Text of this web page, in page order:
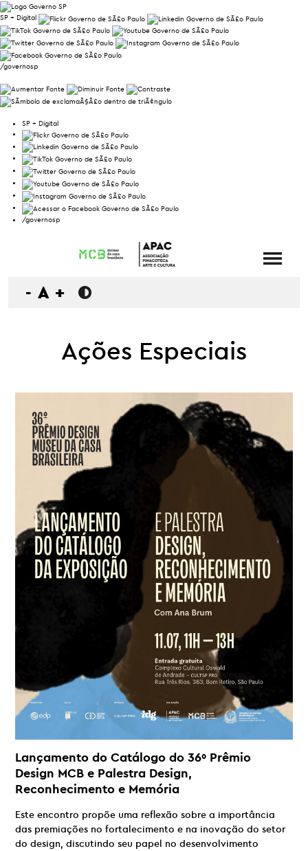
SP + Digital
/governosp
SP + Digital
/governosp
- A +
Ações Especiais
Lançamento do Catálogo do 36º Prêmio
Design MCB e Palestra Design,
Reconhecimento e Memória
Este encontro propõe uma reflexão sobre a importância
das premiações no fortalecimento e na inovação do setor
do design, discutindo seu papel no desenvolvimento